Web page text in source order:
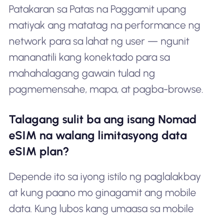
Patakaran sa Patas na Paggamit upang
matiyak ang matatag na performance ng
network para sa lahat ng user — ngunit
mananatili kang konektado para sa
mahahalagang gawain tulad ng
pagmemensahe, mapa, at pagba-browse.
Talagang sulit ba ang isang Nomad
eSIM na walang limitasyong data
eSIM plan?
Depende ito sa iyong istilo ng paglalakbay
at kung paano mo ginagamit ang mobile
data. Kung lubos kang umaasa sa mobile